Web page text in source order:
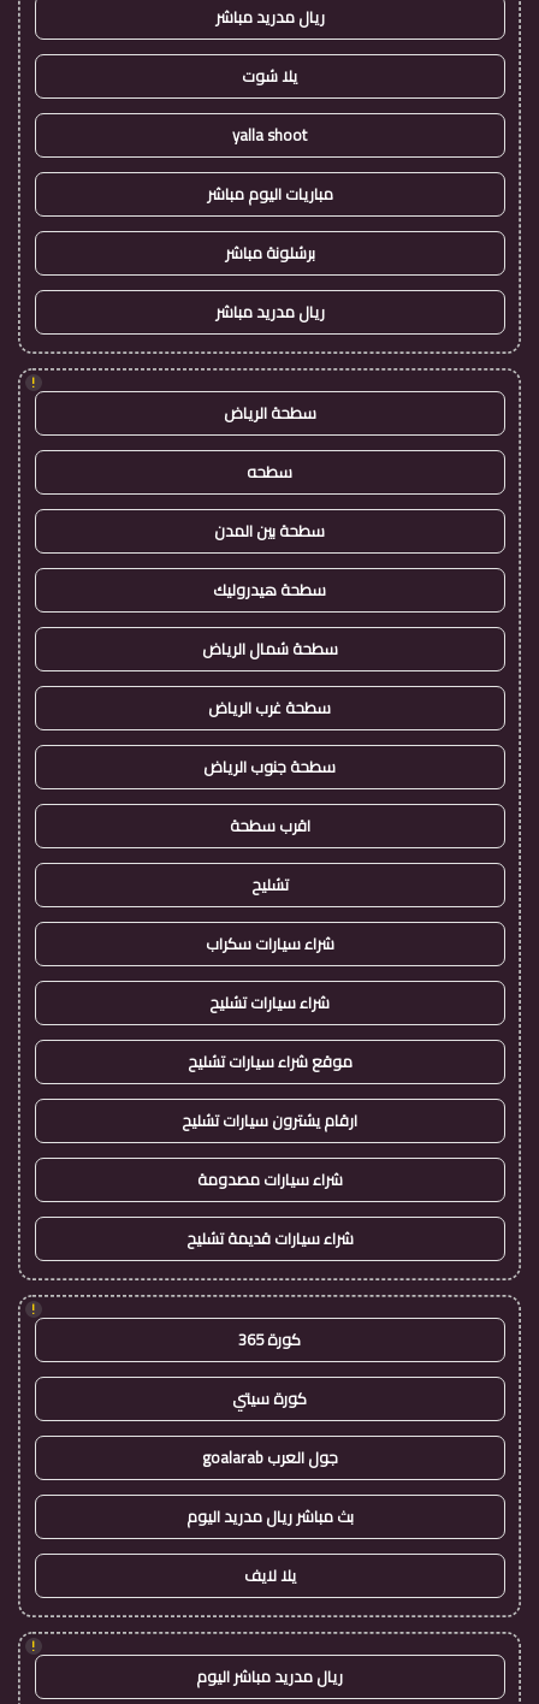
ريال مدريد مباشر
يلا شوت
yalla shoot
مباريات اليوم مباشر
برشلونة مباشر
ريال مدريد مباشر
!
سطحة الرياض
سطحه
سطحة بين المدن
سطحة هيدروليك
سطحة شمال الرياض
سطحة غرب الرياض
سطحة جنوب الرياض
اقرب سطحة
تشليح
شراء سيارات سكراب
شراء سيارات تشليح
موقع شراء سيارات تشليح
ارقام يشترون سيارات تشليح
شراء سيارات مصدومة
شراء سيارات قديمة تشليح
!
كورة 365
كورة سيتي
جول العرب goalarab
بث مباشر ريال مدريد اليوم
يلا لايف
!
ريال مدريد مباشر اليوم